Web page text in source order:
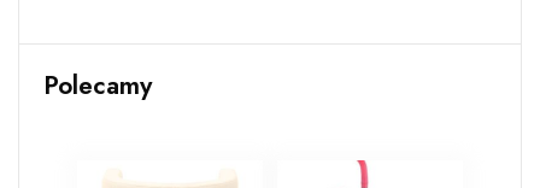
Polecamy